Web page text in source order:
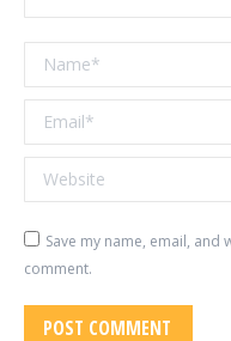
Name *
Email *
Website
Save my name, email,
comment.
POST COMMENT